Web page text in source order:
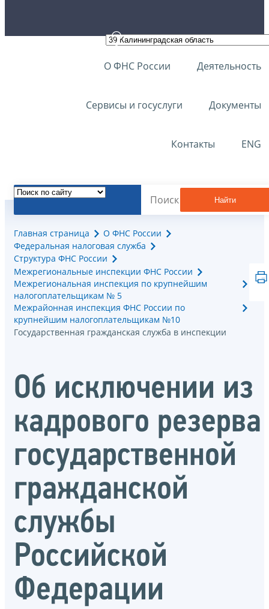
О ФНС России Деятельность
Сервисы и госуслуги Документы
Контакты ENG
Найти
Главная страница
О ФНС России
Федеральная налоговая служба
Структура ФНС России
Межрегиональные инспекции ФНС России
Межрегиональная инспекция по крупнейшим
налогоплательщикам № 5
Межрайонная инспекция ФНС России по
крупнейшим налогоплательщикам №10
Государственная гражданская служба в инспекции
Об исключении из
кадрового резерва
государственной
гражданской
службы
Российской
Федерации